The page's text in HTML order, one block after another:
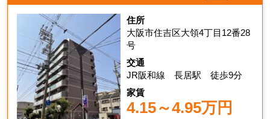
住所
大阪市住吉区大領4丁目12番28
号
交通
JR阪和線 長居駅 徒歩9分
家賃
4.15～4.95万円